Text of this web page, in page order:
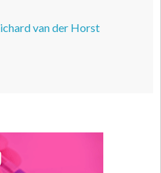
van der Horst